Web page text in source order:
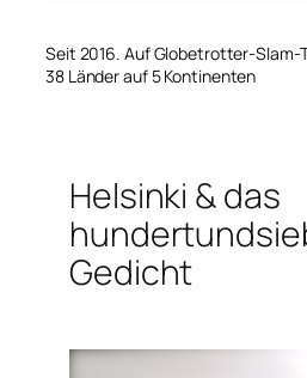
Seit 2016. Auf Globetrotter-Slam-
38 Länder auf 5 Kontinenten
Helsinki & das
Gedicht